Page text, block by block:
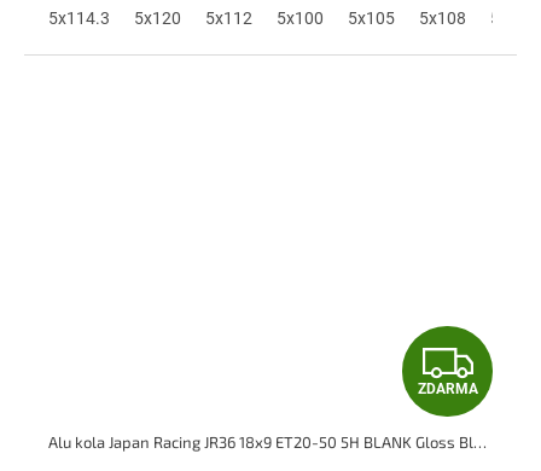
A
5x114.3 5x120 5x112 5x100 5x105 5x108 5x110
Z
D
ZDARMA
Alu kola Japan Racing JR36 18x9 ET20-50 5H BLANK Gloss Black